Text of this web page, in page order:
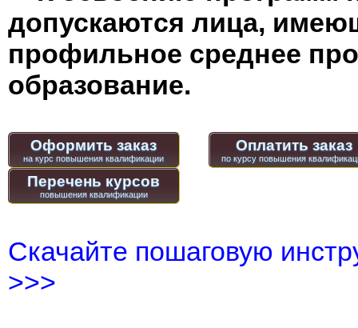
допускаются лица,
профильное среднее
образование.
Оформить заказ Оплатить заказ
Перечень курсов
повышения квалификации
Скачайте пошаговую
>>>